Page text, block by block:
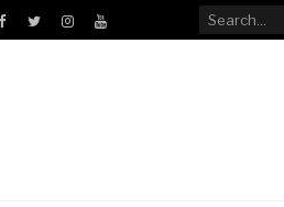
Facebook
TwitterInstagramYouTube